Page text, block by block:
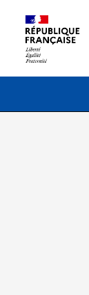
Menu principal